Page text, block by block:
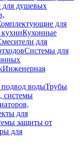
душевых
для
кухниКухонные
для
Системы для
Инженерная
водыТрубы
системы
для
защиты от
для